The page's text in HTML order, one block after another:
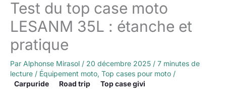
Test du top case moto
LESANM 35L : étanche et
pratique
Par Alphonse Mirasol / 20 décembre 2025 / 7 minutes de
lecture / Équipement moto, Top cases pour moto /
Carpuride
Road trip Top case givi